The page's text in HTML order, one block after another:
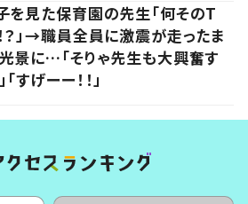
を見た保育園の先生「何そのT
？」→職員全員に激震が走ったま
景に…「そりゃ先生も大興奮す
すげーー！！」